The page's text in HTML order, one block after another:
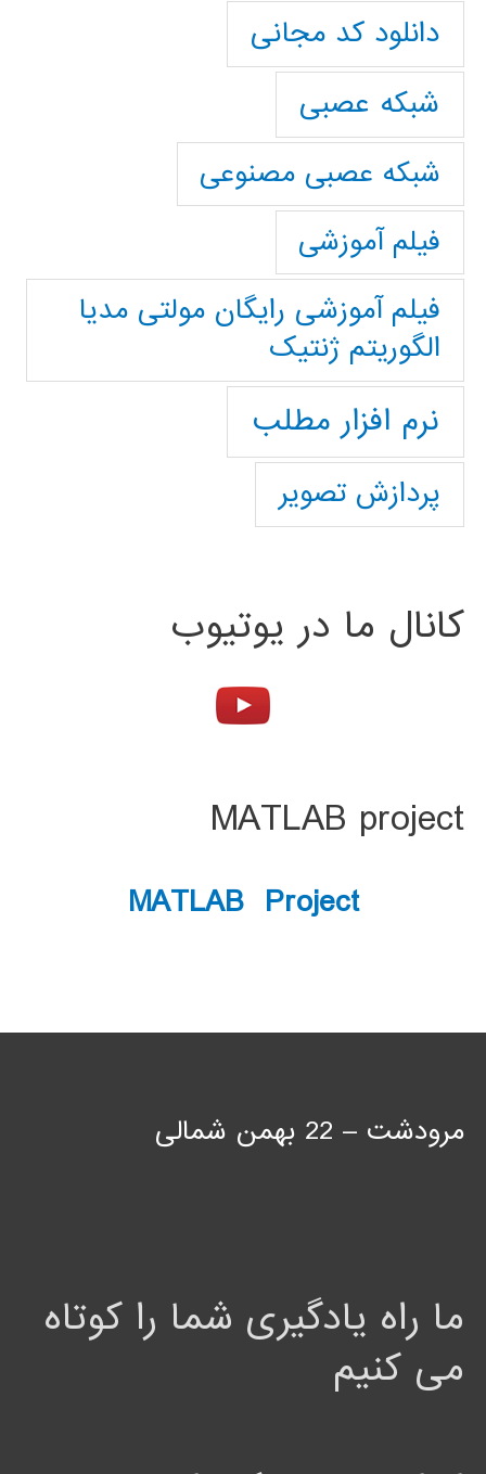
دانلود کد مجانی
شبکه عصبی
شبکه عصبی مصنوعی
فیلم آموزشی
فیلم آموزشی رایگان مولتی مدیا
الگوریتم ژنتیک
نرم افزار مطلب
پردازش تصویر
کانال ما در یوتیوب
MATLAB project
MATLAB Project
مرودشت – 22 بهمن شمالی
ما راه یادگیری شما را کوتاه
می کنیم